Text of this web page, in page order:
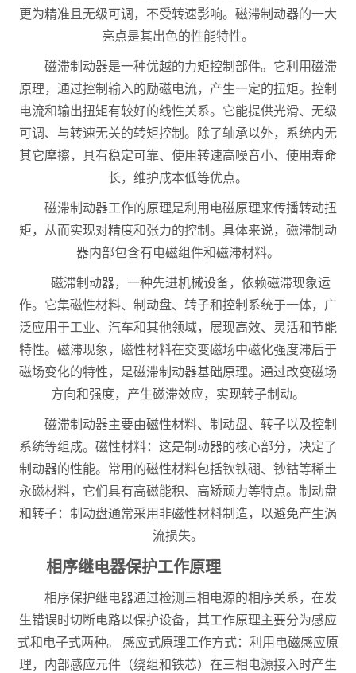
更为精准且无级可调，不受转速影响。磁滞制动器的一大
亮点是其出色的性能特性。
磁滞制动器是一种优越的力矩控制部件。它利用磁滞
原理，通过控制输入的励磁电流，产生一定的扭矩。控制
电流和输出扭矩有较好的线性关系。它能提供光滑、无级
可调、与转速无关的转矩控制。除了轴承以外，系统内无
其它摩擦，具有稳定可靠、使用转速高噪音小、使用寿命
长，维护成本低等优点。
磁滞制动器工作的原理是利用电磁原理来传播转动扭
矩，从而实现对精度和张力的控制。具体来说，磁滞制动
器内部包含有电磁组件和磁滞材料。
磁滞制动器，一种先进机械设备，依赖磁滞现象运
作。它集磁性材料、制动盘、转子和控制系统于一体，广
泛应用于工业、汽车和其他领域，展现高效、灵活和节能
特性。磁滞现象，磁性材料在交变磁场中磁化强度滞后于
磁场变化的特性，是磁滞制动器基础原理。通过改变磁场
方向和强度，产生磁滞效应，实现转子制动。
磁滞制动器主要由磁性材料、制动盘、转子以及控制
系统等组成。磁性材料：这是制动器的核心部分，决定了
制动器的性能。常用的磁性材料包括钦铁硼、钞钴等稀土
永磁材料，它们具有高磁能积、高矫顽力等特点。制动盘
和转子：制动盘通常采用非磁性材料制造，以避免产生涡
流损失。
相序继电器保护工作原理
相序保护继电器通过检测三相电源的相序关系，在发
生错误时切断电路以保护设备，其工作原理主要分为感应
式和电子式两种。 感应式原理工作方式：利用电磁感应原
理，内部感应元件（绕组和铁芯）在三相电源接入时产生